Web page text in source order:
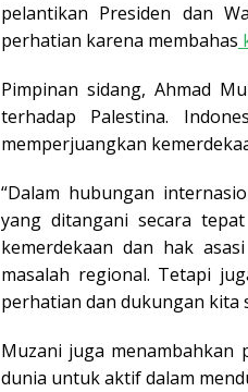
pelantikan Presiden dan
perhatian karena membahas
Pimpinan sidang, Ahmad
terhadap Palestina.
memperjuangkan
“Dalam hubungan
yang ditangani secara
kemerdekaan dan hak
masalah regional. Tetapi
perhatian dan dukungan kita
Muzani juga menambahkan
dunia untuk aktif dalam